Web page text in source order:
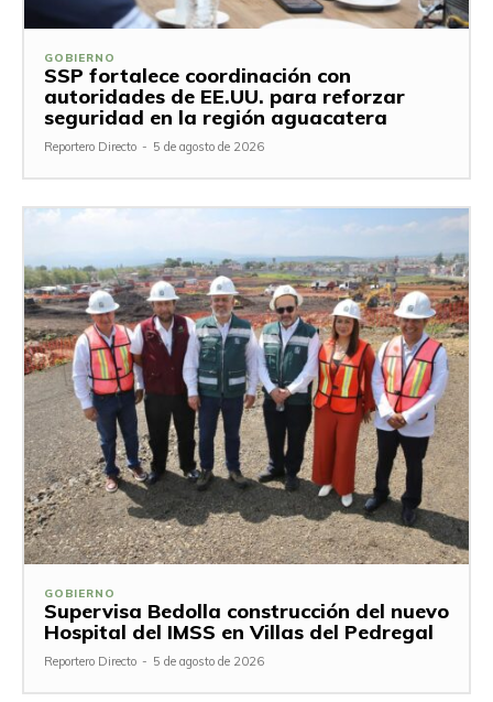
GOBIERNO
SSP fortalece coordinación con
autoridades de EE.UU. para reforzar
seguridad en la región aguacatera
Reportero Directo - 5 de agosto de 2026
GOBIERNO
Supervisa Bedolla construcción del nuevo
Hospital del IMSS en Villas del Pedregal
Reportero Directo - 5 de agosto de 2026